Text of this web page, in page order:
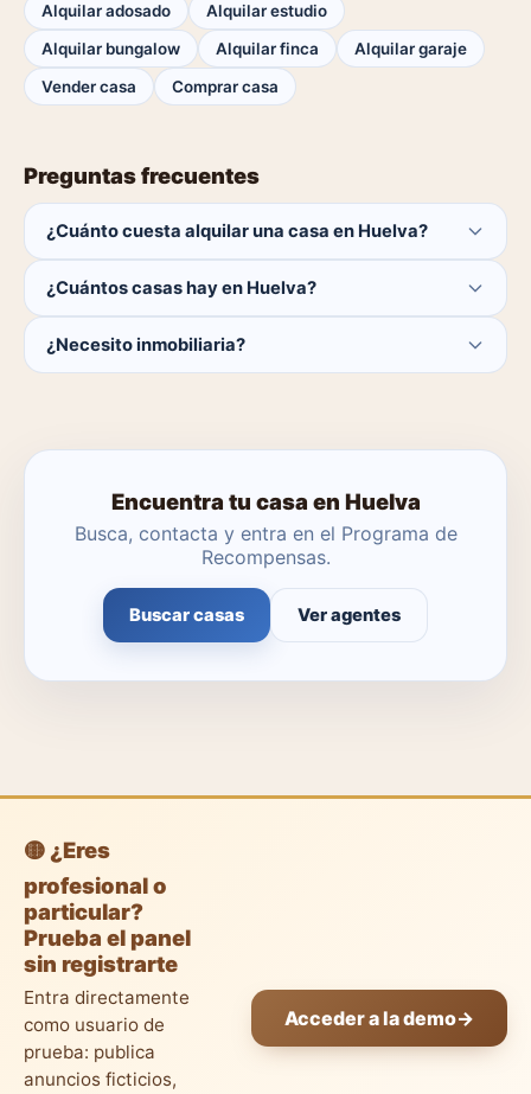
Alquilar adosado
Alquilar estudio
Alquilar bungalow
Alquilar finca
Alquilar garaje
Vender casa
Comprar casa
Preguntas frecuentes
¿Cuánto cuesta alquilar una casa en Huelva?
¿Cuántos casas hay en Huelva?
catálogo se actualiza a diario.
¿Necesito inmobiliaria?
Encuentra tu casa en Huelva
Busca, contacta y entra en el Programa de
Recompensas.
Buscar casas Ver agentes
🟡 ¿Eres
profesional o
particular?
Prueba el panel
sin registrarte
Entra directamente
como usuario de
prueba: publica
anuncios ficticios,
Acceder a la demo→